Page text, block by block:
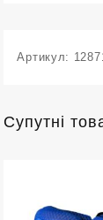
Артикул:
Супутні